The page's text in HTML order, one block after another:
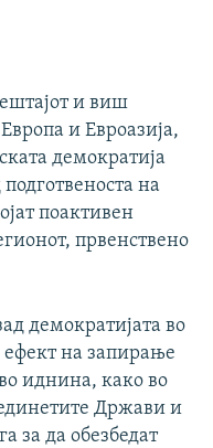
и виш
и Евроазија,
демократија
на
поактивен
првенствено
демократијата во
на запирање
иднина, како во
Држави и
за да обезбедат